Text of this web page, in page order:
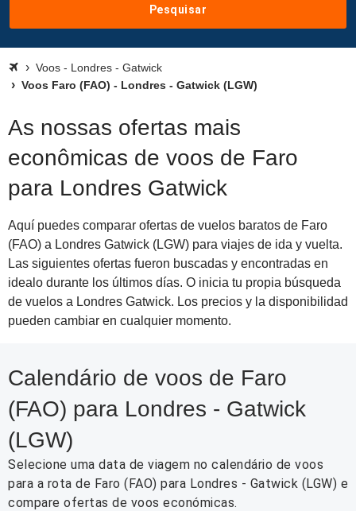
Pesquisar
Voos - Londres - Gatwick
Voos Faro (FAO) - Londres - Gatwick (LGW)
As nossas ofertas mais
econômicas de voos de Faro
para Londres Gatwick
Aquí puedes comparar ofertas de vuelos baratos de Faro
(FAO) a Londres Gatwick (LGW) para viajes de ida y vuelta.
Las siguientes ofertas fueron buscadas y encontradas en
idealo durante los últimos días. O inicia tu propia búsqueda
de vuelos a Londres Gatwick. Los precios y la disponibilidad
pueden cambiar en cualquier momento.
Calendário de voos de Faro
(FAO) para Londres - Gatwick
(LGW)
Selecione uma data de viagem no calendário de voos
para a rota de Faro (FAO) para Londres - Gatwick (LGW) e
compare ofertas de voos económicas.